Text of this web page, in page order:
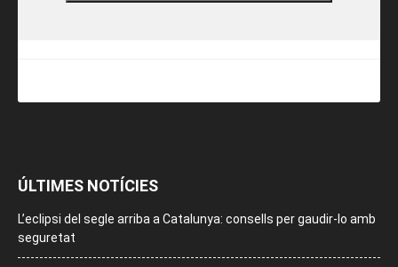
ÚLTIMES NOTÍCIES
L’eclipsi del segle arriba a Catalunya: consells per gaudir-lo amb
seguretat